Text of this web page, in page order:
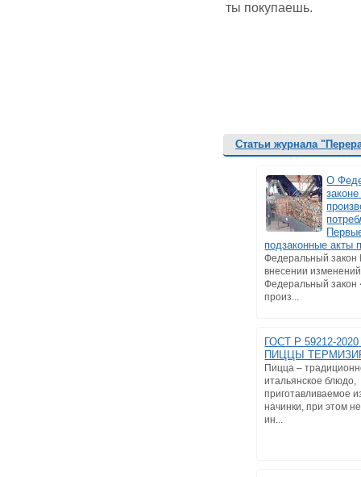
ты покупаешь.
Статьи журнала
О
подзаконные акты
Федеральный
внесении
Федеральный
произ...
ГОСТ Р 59212-
ПИЦЦЫ
Пицца –
итальянское блюдо,
приготавливаемое
начинки, при этом
ин...